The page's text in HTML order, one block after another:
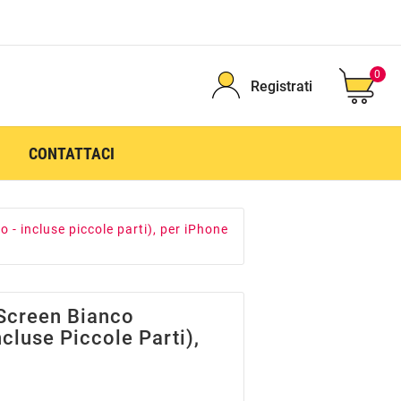
Registrati
0
CONTATTACI
- incluse piccole parti), per iPhone
Bianco
Piccole Parti),